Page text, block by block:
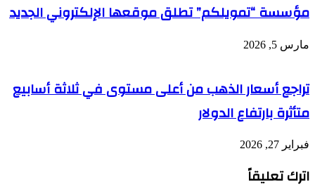
مؤسسة “تمويلكم” تطلق موقعها الإلكتروني الجديد
مارس 5, 2026
تراجع أسعار الذهب من أعلى مستوى في ثلاثة أسابيع
متأثرة بارتفاع الدولار
فبراير 27, 2026
اترك تعليقاً